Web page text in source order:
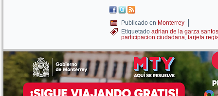
Publicado en Monterrey |
Etiquetado adrian de la garza santos
participacion ciudadana, tarjeta